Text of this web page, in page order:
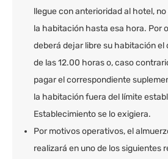
llegue con anterioridad al hotel,
la habitación hasta esa hora. Por
deberá dejar libre su habitación el
de las 12.00 horas o, caso
pagar el correspondiente
la habitación fuera del límite
Establecimiento se lo exigiera.
Por motivos operativos, el
realizará en uno de los siguientes